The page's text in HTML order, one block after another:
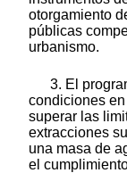
otorgamiento
públicas
urbanismo.
3. El
condiciones
superar las
extracciones
una masa de
el